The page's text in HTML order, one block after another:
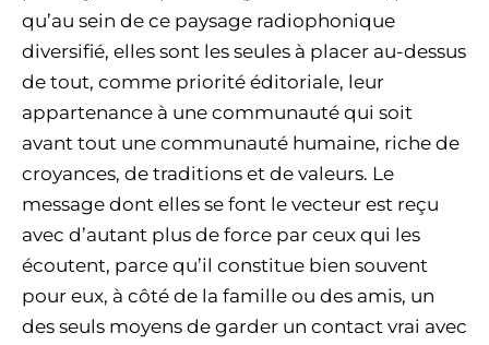
qu’au sein de ce paysage radiophonique
diversifié, elles sont les seules à placer au-dessus
de tout, comme priorité éditoriale, leur
appartenance à une communauté qui soit
avant tout une communauté humaine, riche de
croyances, de traditions et de valeurs. Le
message dont elles se font le vecteur est reçu
avec d’autant plus de force par ceux qui les
écoutent, parce qu’il constitue bien souvent
pour eux, à côté de la famille ou des amis, un
des seuls moyens de garder un contact vrai avec